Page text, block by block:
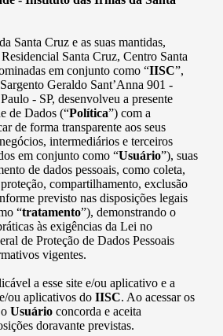
Santa Cruz e as suas mantidas,
Santa Cruz, Centro Santa
em conjunto como “IISC”,
Geraldo Sant’Anna 901 -
- SP, desenvolveu a presente
de Dados (“Política”) com a
de forma transparente aos seus
intermediários e terceiros
em conjunto como “Usuário”), suas
de dados pessoais, como coleta,
compartilhamento, exclusão
previsto nas disposições legais
“tratamento”), demonstrando o
às exigências da Lei no
de Proteção de Dados Pessoais
vigentes.
a esse site e/ou aplicativo e a
ou aplicativos do IISC. Ao acessar os
Usuário concorda e aceita
doravante previstas.